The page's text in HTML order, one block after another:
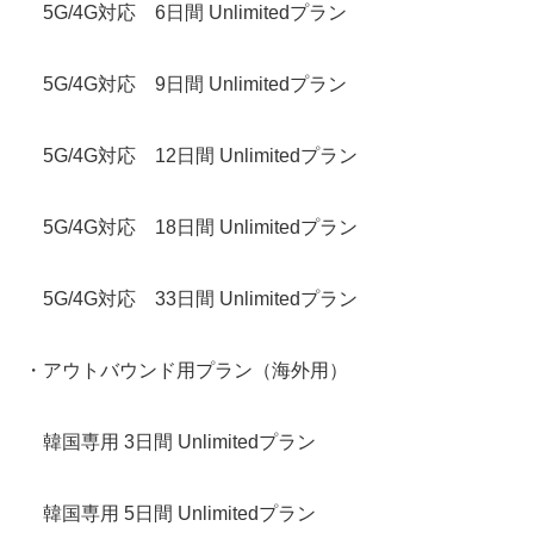
5G/4G対応 6日間 Unlimitedプラン
5G/4G対応 9日間 Unlimitedプラン
5G/4G対応 12日間 Unlimitedプラン
5G/4G対応 18日間 Unlimitedプラン
5G/4G対応 33日間 Unlimitedプラン
・アウトバウンド用プラン（海外用）
韓国専用 3日間 Unlimitedプラン
韓国専用 5日間 Unlimitedプラン